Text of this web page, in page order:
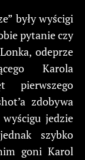
były wyścigi
pytanie czy
odeprze
Karola
pierwszego
zdobywa
jedzie
szybko
goni Karol